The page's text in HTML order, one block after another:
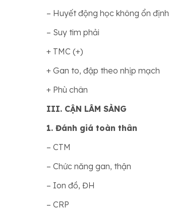
– Huyết động học không ổn định
– Suy tim phải
+ TMC (+)
+ Gan to, đập theo nhịp mạch
+ Phù chân
III. CẬN LÂM SÀNG
1. Đánh giá toàn thân
– CTM
– Chức năng gan, thận
– Ion đồ, ĐH
– CRP